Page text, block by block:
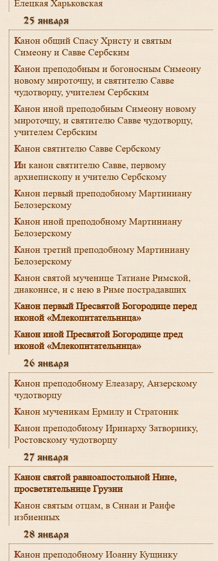
Елецкая Харьковская
25 января
Канон общий Спасу Христу и святым
Симеону и Савве Сербским
Канон преподобным и богоносным Симеону
новому мироточцу, и святителю Савве
чудотворцу, учителем Сербским
Канон иной преподобным Симеону новому
мироточцу, и святителю Савве чудотворцу,
учителем Сербским
Канон святителю Савве Сербскому
Ин канон святителю Савве, первому
архиепископу и учителю Сербскому
Канон первый преподобному Мартиниану
Белозерскому
Канон иной преподобному Мартиниану
Белозерскому
Канон третий преподобному Мартиниану
Белозерскому
Канон святой мученице Татиане Римской,
диаконисе, и с нею в Риме пострадавших
Канон первый Пресвятой Богородице перед
иконой «Млекопитательница»
Канон иной Пресвятой Богородице пред
иконой «Млекопитательница»
26 января
Канон преподобному Елеазару, Анзерскому
чудотворцу
Канон мученикам Ермилу и Стратоник
Канон преподобному Иринарху Затворнику,
Ростовскому чудотворцу
27 января
Канон святой равноапостольной Нине,
просветительнице Грузии
Канон святым отцам, в Синаи и Раифе
избиенных
28 января
Канон преподобному Иоанну Кущнику